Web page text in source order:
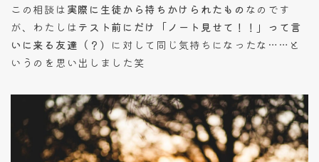
この相談は実際に生徒から持ちかけられたもの なのです
が、わたしはテスト前にだけ「ノート見せて！！」って言
いに来る友達（？） に対して同じ気持ちになったな……と
いうのを思い出しました笑